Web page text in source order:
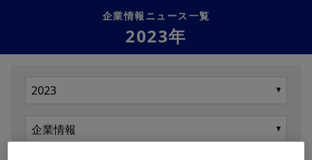
企業情報ニュース一覧
2023年